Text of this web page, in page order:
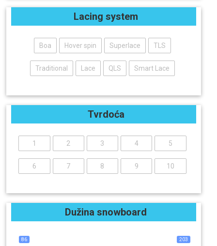
Lacing system
Boa Hover spin Superlace TLS
Traditional Lace QLS Smart Lace
Tvrdoća
1 2 3 4 5
6 7 8 9 10
Dužina snowboard
86 203